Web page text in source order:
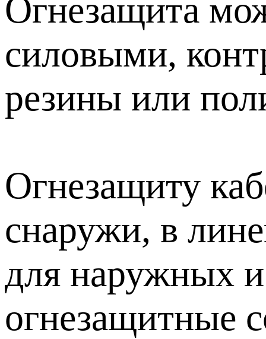
Огнезащита
силовыми,
резины или
Огнезащиту
снаружи, в
для наружных
огнезащитные